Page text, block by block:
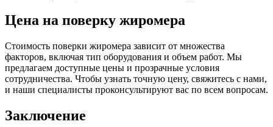
Цена на поверку жиромера
Стоимость поверки жиромера зависит от множества
факторов, включая тип оборудования и объем работ. Мы
предлагаем доступные цены и прозрачные условия
сотрудничества. Чтобы узнать точную цену, свяжитесь с нами,
и наши специалисты проконсультируют вас по всем вопросам.
Заключение